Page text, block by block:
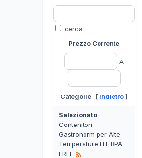
cerca
Prezzo Corrente
A
Categorie [ Indietro]
Selezionato:
Contenitori
Gastronorm per Alte
Temperature HT BPA
FREE